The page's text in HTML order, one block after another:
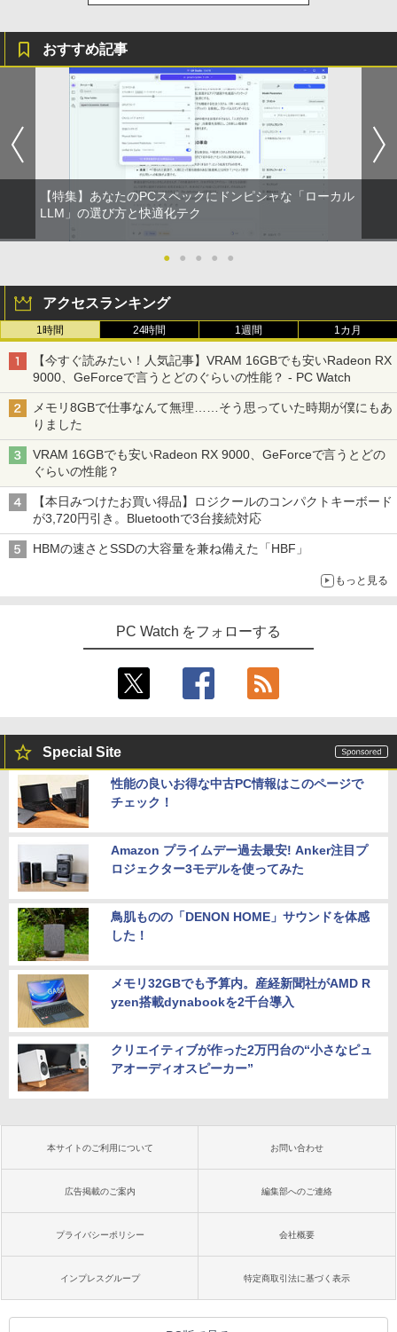
おすすめ記事
【特集】あなたのPCスペックにドンピシャな「ローカル
LLM」の選び方と快適化テク
● ● ● ● ●
アクセスランキング
1時間 24時間 1週間 1カ月
【今すぐ読みたい！人気記事】VRAM 16GBでも安いRadeon RX
9000、GeForceで言うとどのぐらいの性能？ - PC Watch
メモリ8GBで仕事なんて無理……そう思っていた時期が僕にもあ
りました
VRAM 16GBでも安いRadeon RX 9000、GeForceで言うとどの
ぐらいの性能？
【本日みつけたお買い得品】ロジクールのコンパクトキーボード
が3,720円引き。Bluetoothで3台接続対応
HBMの速さとSSDの大容量を兼ね備えた「HBF」
もっと見る
PC Watch をフォローする
Special Site
性能の良いお得な中古PC情報はこのページで
チェック！
Amazon プライムデー過去最安! Anker注目プ
ロジェクター3モデルを使ってみた
鳥肌ものの「DENON HOME」サウンドを体感
した！
メモリ32GBでも予算内。産経新聞社がAMD R
yzen搭載dynabookを2千台導入
クリエイティブが作った2万円台の“小さなピュ
アオーディオスピーカー”
本サイトのご利用について お問い合わせ
広告掲載のご案内 編集部へのご連絡
プライバシーポリシー 会社概要
インプレスグループ 特定商取引法に基づく表示